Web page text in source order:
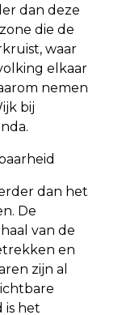
dan deze
die de
waar
elkaar
nemen
bij
dan het
De
van de
en
zijn al
is het